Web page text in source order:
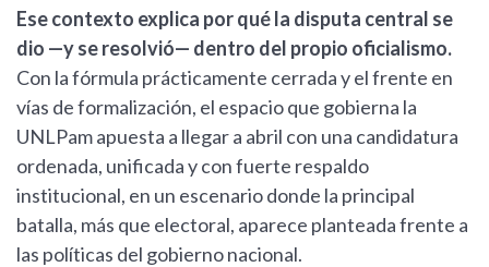
Ese contexto explica por qué la disputa central se
dio —y se resolvió— dentro del propio oficialismo.
Con la fórmula prácticamente cerrada y el frente en
vías de formalización, el espacio que gobierna la
UNLPam apuesta a llegar a abril con una candidatura
ordenada, unificada y con fuerte respaldo
institucional, en un escenario donde la principal
batalla, más que electoral, aparece planteada frente a
las políticas del gobierno nacional.